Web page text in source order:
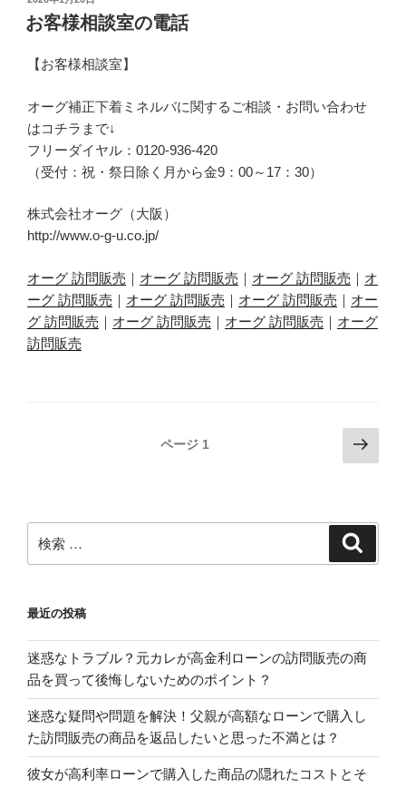
稿
日:
お客様相談室の電話
【お客様相談室】
オーグ補正下着ミネルバに関するご相談・お問い合わせ
はコチラまで↓
フリーダイヤル：0120-936-420
（受付：祝・祭日除く月から金9：00～17：30）
株式会社オーグ（大阪）
http://www.o-g-u.co.jp/
オーグ 訪問販売 ｜ オーグ 訪問販売 ｜ オーグ 訪問販売 ｜ オ
ーグ 訪問販売 ｜ オーグ 訪問販売 ｜ オーグ 訪問販売 ｜ オー
グ 訪問販売 ｜ オーグ 訪問販売 ｜ オーグ 訪問販売 ｜ オーグ
訪問販売
ゲ
ー
ョ
ン
ページ 1
次
の
ジ
索:
最近の投稿
迷惑なトラブル？元カレが高金利ローンの訪問販売の商
品を買って後悔しないためのポイント？
迷惑な疑問や問題を解決！父親が高額なローンで購入し
た訪問販売の商品を返品したいと思った不満とは？
彼女が高利率ローンで購入した商品の隠れたコストとそ